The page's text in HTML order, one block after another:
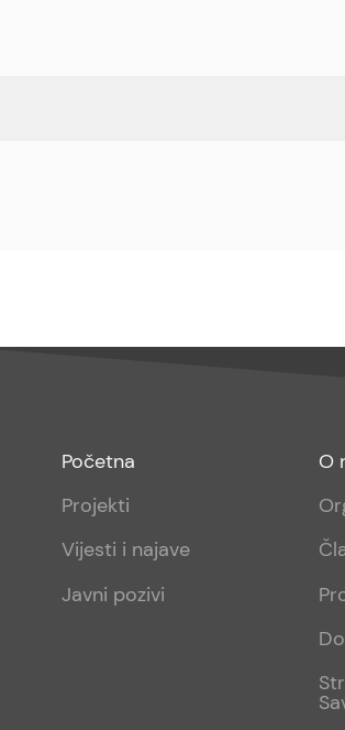
Footer
menu
Početna
Projekti
Vijesti i najave
Javni pozivi
sub
O